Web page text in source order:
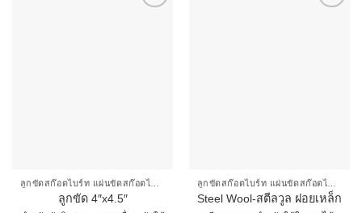
ลูกขัด 4″x4.5″ Steel Wool-สตีลวูล ฝอยเหล็ก